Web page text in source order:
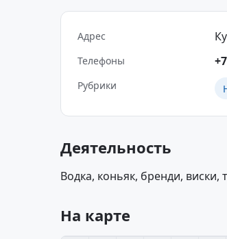
Адрес
Телефоны
Рубрики
Деятельность
Водка, коньяк, бренди, виски,
На карте